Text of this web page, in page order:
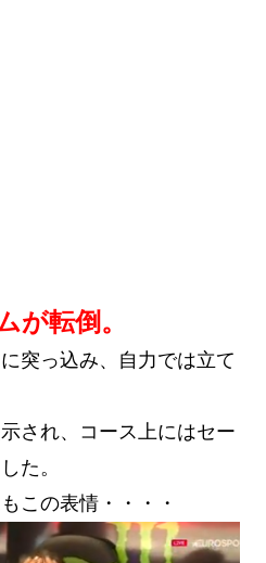
が転倒。
突っ込み、自力では立て
され、コース上にはセー
た。
この表情・・・・